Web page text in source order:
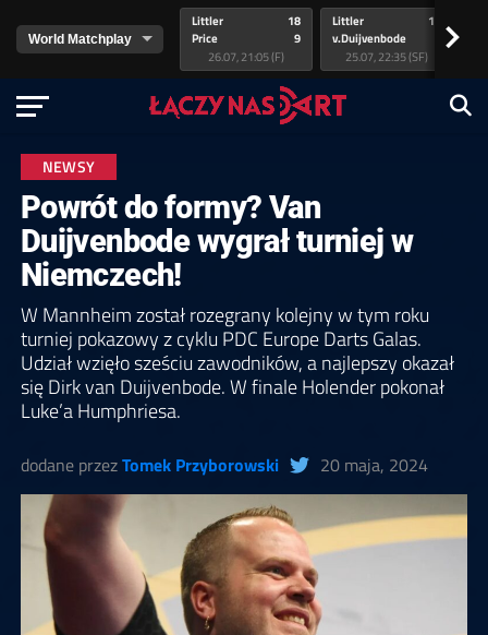
Littler
Price
18
9
26.07, 21:05 (F)
Littler
v.Duijvenbode
17
25.07, 22:35 (SF)
>
NEWSY
Powrót do formy? Van
Duijvenbode wygrał turniej w
Niemczech!
W Mannheim został rozegrany kolejny w tym roku
turniej pokazowy z cyklu PDC Europe Darts Galas.
Udział wzięło sześciu zawodników, a najlepszy okazał
się Dirk van Duijvenbode. W finale Holender pokonał
Luke’a Humphriesa.
dodane przezTomek Przyborowski 20 maja, 2024